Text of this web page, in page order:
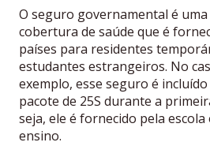
O seguro governamental é
cobertura de saúde que é
países para residentes
estudantes estrangeiros. No
exemplo, esse seguro é
pacote de 25S durante a
seja, ele é fornecido pela
ensino.